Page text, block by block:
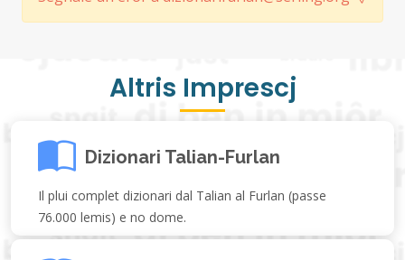
Altris Imprescj
Dizionari Talian-Furlan
Il plui complet dizionari dal Talian al Furlan (passe
76.000 lemis) e no dome.